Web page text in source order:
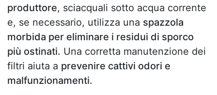
produttore, sciacquali sotto acqua corrente
e, se necessario, utilizza una spazzola
morbida per eliminare i residui di sporco
più ostinati. Una corretta manutenzione dei
filtri aiuta a prevenire cattivi odori e
malfunzionamenti.